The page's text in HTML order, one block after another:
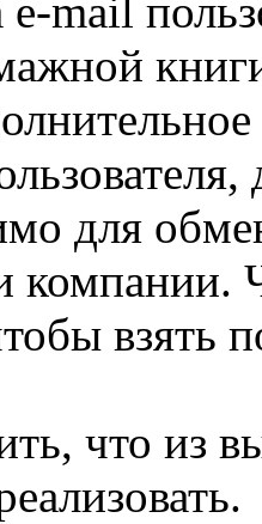
mail
для
компании.
взять
что из